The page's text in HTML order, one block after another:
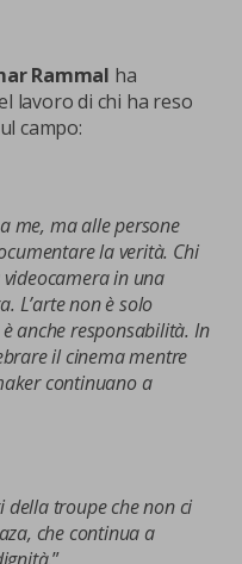
Rammal ha
lavoro di chi ha reso
campo:
me, ma alle persone
la verità. Chi
in una
L’arte non è solo
anche responsabilità. In
il cinema mentre
continuano a
troupe che non ci
che continua a